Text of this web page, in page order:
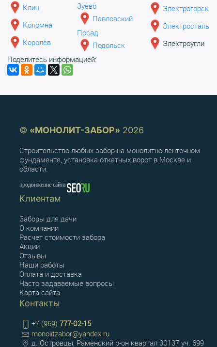
Клин
Коломна
Королёв
Зуево
Павловский
Посад
Подольск
Электрогорск
Электросталь
Электроугли
Поделитесь информацией:
© «МОНОЛИТ-ЗАБОР» 2026
Строительство любых забор на монолитно-ленточном
фундаменте, установка откатных ворот в Москве и
области.
продвижение сайта
Клиентам
Заборы для дачи
О компании
Расчет стоимости забора
Акции
Отзывы
Наши работы
Оплата и доставка
Часто задаваемые вопросы
Карта сайта
Контакты
+7 (969) 777-02-15
monolitzabor@yandex.ru
д. Островцы, Раменский р-он квартал 30137 уч. 699